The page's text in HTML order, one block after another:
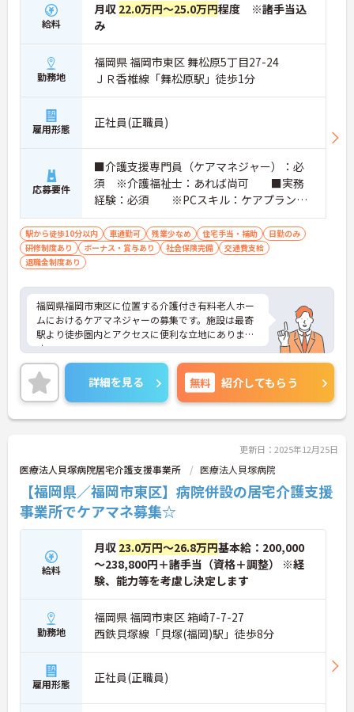
給料
月収 22.0万円～25.0万円程度 ※諸手当込
み
勤務地
福岡県 福岡市東区 舞松原5丁目27-24
ＪＲ香椎線「舞松原駅」徒歩1分
雇用形態 正社員(正職員)
応募要件
■介護支援専門員（ケアマネジャー）：必
須 ※介護福祉士：あれば尚可 ■実務
経験：必須 ※PCスキル：ケアプランの
作成のためWord・Excelが使用できるこ
と ■普通自動車運転免許：必須
駅から徒歩10分以内 車通勤可 残業少なめ 住宅手当・補助
日勤のみ
研修制度あり
ボーナス・賞与あり 社会保険完備
交通費支給
退職金制度あり
福岡県福岡市東区に位置する介護付き有料老人ホー
ムにおけるケアマネジャーの募集です。施設は最寄
駅より徒歩圏内とアクセスに便利な立地にありま
す。
残業は月平均3時間程度と少なめです。ワークライフ
バランスを保ちながらご勤務いただけます。また、
育児休業の取得実績があり、子育て世代の方も安心
してご勤務いただけます。
ご興味のある方には、面接対策ポイントなど、さら
詳細を見る 無料 紹介してもらう
更新日：2025年12月25日
医療法人貝塚病院居宅介護支援事業所 医療法人貝塚病院
【福岡県／福岡市東区】病院併設の居宅介護支援
事業所でケアマネ募集☆
給料
月収 23.0万円～26.8万円基本給：200,000
～238,800円＋諸手当（資格＋調整） ※経
験、能力等を考慮し決定します
勤務地
福岡県 福岡市東区 箱崎7-7-27
西鉄貝塚線「貝塚(福岡)駅」徒歩8分
雇用形態 正社員(正職員)